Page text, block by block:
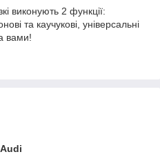
виконують 2 функції:
та каучукові, універсальні
вами!
Audi